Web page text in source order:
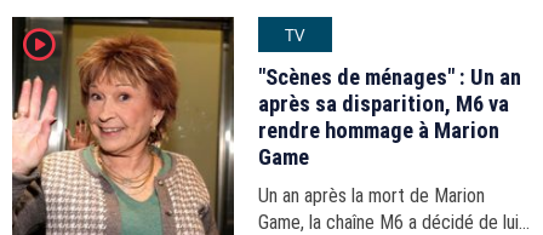
player2 TV
"Scènes de ménages" : Un an
après sa disparition, M6 va
rendre hommage à Marion
Game
Un an après la mort de Marion
Game, la chaîne M6 a décidé de lui